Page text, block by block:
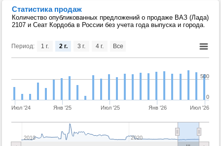
Статистика продаж
Количество опубликованных предложений о продаже ВАЗ (Лада)
2107 и Сеат Кордоба в России без учета года выпуска и города.
Период:
Июл '24 Янв '25 Июл '25 Янв '26 Июл '26
2010 2020
0
500
1 г. 2 г. 3 г. 4 г. Все